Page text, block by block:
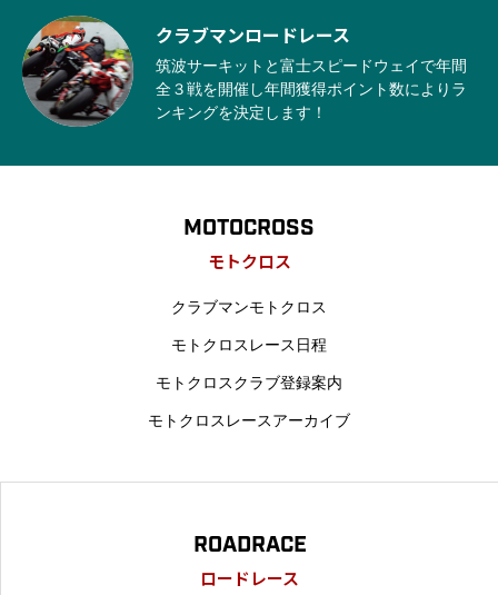
クラブマンロードレース
筑波サーキットと富士スピードウェイで年間
全３戦を開催し年間獲得ポイント数によりラ
ンキングを決定します！
MOTOCROSS
モトクロス
クラブマンモトクロス
モトクロスレース日程
モトクロスクラブ登録案内
モトクロスレースアーカイブ
ROADRACE
ロードレース